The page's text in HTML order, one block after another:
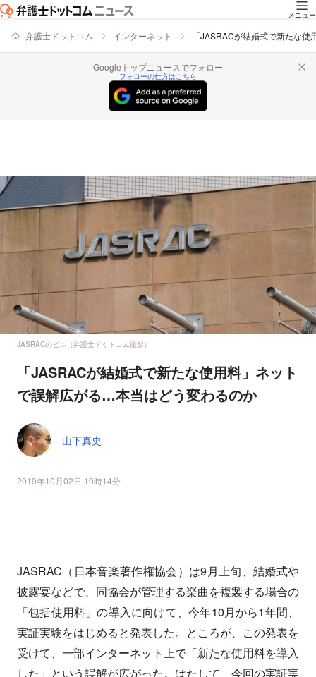
メニュー
弁護士ドットコム インターネット 「JASRACが結婚式で新たな
Googleトップニュースでフォロー
フォローの仕方はこちら
JASRACのビル（弁護士ドットコム撮影）
「JASRACが結婚式で新たな使用料」ネット
で誤解広がる…本当はどう変わるのか
山下真史
2019年10月02日 10時14分
JASRAC（日本音楽著作権協会）は9月上旬、結婚式や
披露宴などで、同協会が管理する楽曲を複製する場合の
「包括使用料」の導入に向けて、今年10月から1年間、
実証実験をはじめると発表した。ところが、この発表を
受けて、一部インターネット上で「新たな使用料を導入
した」という誤解が広がった。はたして、今回の実証実